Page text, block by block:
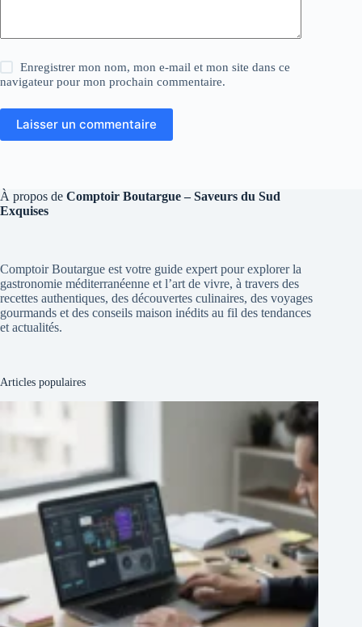
Enregistrer mon nom, mon e-mail et mon site dans ce
navigateur pour mon prochain commentaire.
Laisser un commentaire
À propos de Comptoir Boutargue – Saveurs du Sud
Exquises
Comptoir Boutargue est votre guide expert pour explorer la
gastronomie méditerranéenne et l’art de vivre, à travers des
recettes authentiques, des découvertes culinaires, des voyages
gourmands et des conseils maison inédits au fil des tendances
et actualités.
Articles populaires